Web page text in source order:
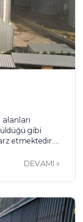
gibi
etmektedir.
stoklanması
ihtiyaç
DEVAMI